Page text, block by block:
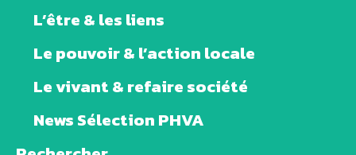
L’être & les liens
Le pouvoir & l’action locale
Le vivant & refaire société
News Sélection PHVA